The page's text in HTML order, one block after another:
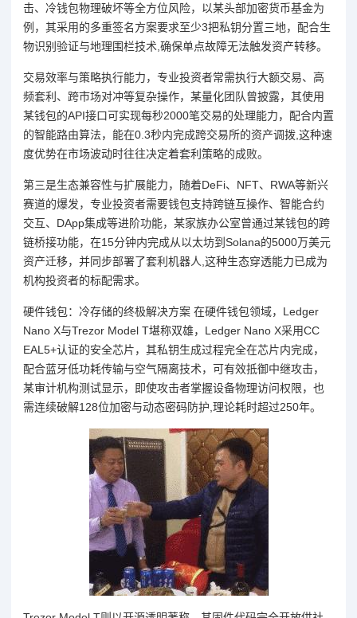
击、冷钱包物理破坏等全方位风险，以某头部加密货币基金为
例，其采用的多重签名方案要求至少3把私钥分置三地，配合生
物识别验证与地理围栏技术,确保单点故障无法触发资产转移。
交易效率与策略执行能力，专业投资者常需执行大额交易、高
频套利、跨市场对冲等复杂操作，某量化团队曾披露，其使用
某钱包的API接口可实现每秒2000笔交易的处理能力，配合内置
的智能路由算法，能在0.3秒内完成跨交易所的资产调拨,这种速
度优势在市场波动时往往决定着套利策略的成败。
第三是生态兼容性与扩展能力，随着DeFi、NFT、RWA等新兴
赛道的爆发，专业投资者需要钱包支持跨链互操作、智能合约
交互、DApp集成等进阶功能，某家族办公室曾通过某钱包的跨
链桥接功能，在15分钟内完成从以太坊到Solana的5000万美元
资产迁移，并同步部署了套利机器人,这种生态穿透能力已成为
机构投资者的标配需求。
硬件钱包：冷存储的终极解决方案 在硬件钱包领域，Ledger
Nano X与Trezor Model T堪称双雄，Ledger Nano X采用CC
EAL5+认证的安全芯片，其私钥生成过程完全在芯片内完成，
配合蓝牙低功耗传输与空气隔离技术，可有效抵御中继攻击，
某审计机构测试显示，即使攻击者掌握设备物理访问权限，也
需连续破解128位加密与动态密码防护,理论耗时超过250年。